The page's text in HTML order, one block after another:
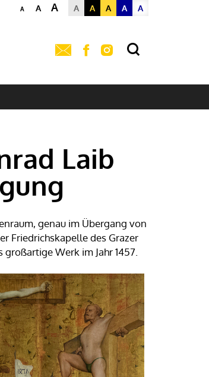
A A A A A A A A
Laib
genau im Übergang von
Friedrichskapelle des Grazer
Werk im Jahr 1457.